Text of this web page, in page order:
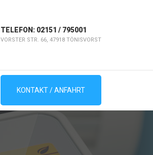
TELEFON: 02151 / 795001
VORSTER STR. 66, 47918 TÖNISVORST
KONTAKT / ANFAHRT